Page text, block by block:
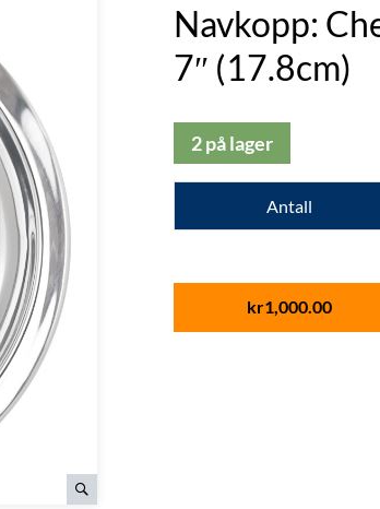
Navkopp:
7″ (17.8cm)
2 på lager
Antall
kr1,000.00